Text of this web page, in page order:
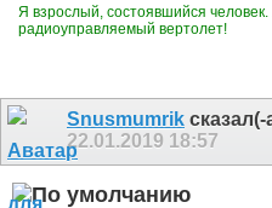
Я взрослый, состоявшийся человек.
радиоуправляемый вертолет!
Snusmumrik сказал(-
22.01.2019 18:57